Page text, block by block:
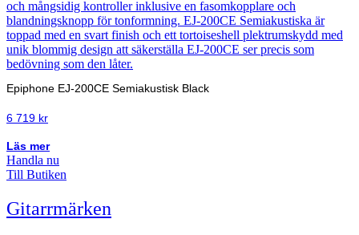
Epiphone EJ-200CE Semiakustisk Black
6 719 kr
Läs mer
Handla nu
Till Butiken
Gitarrmärken